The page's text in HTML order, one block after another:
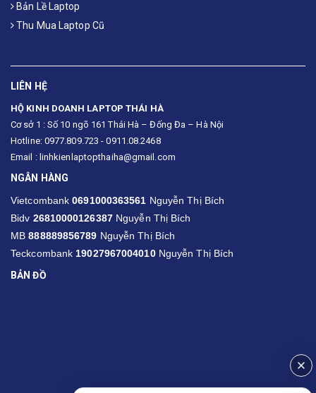
Bản Lề Laptop
Thu Mua Laptop Cũ
LIÊN HỆ
HỘ KINH DOANH LAPTOP THÁI HÀ
Cơ sở 1 : Số 10 ngõ 161 Thái Hà – Đống Đa – Hà Nội
Hotline: 0977.809.723 - 0911.08.2468
Email : linhkienlaptopthaiha@gmail.com
NGÂN HÀNG
Vietcombank0691000363561 Nguyễn Thị Bích
Bidv 26810000126387Nguyễn Thị Bích
MB888889856789 Nguyễn Thị Bích
Teckcombank 19027967004010Nguyễn Thị Bích
BẢN ĐỒ